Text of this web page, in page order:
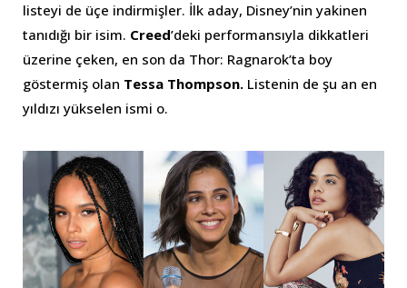
listeyi de üçe indirmişler. İlk aday, Disney’nin yakinen
tanıdığı bir isim. Creed’deki performansıyla dikkatleri
üzerine çeken, en son da Thor: Ragnarok’ta boy
göstermiş olan Tessa Thompson. Listenin de şu an en
yıldızı yükselen ismi o.